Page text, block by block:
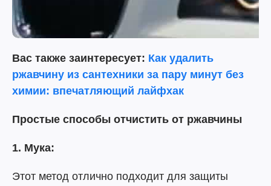
Вас также заинтересует: Как удалить
ржавчину из сантехники за пару минут без
химии: впечатляющий лайфхак
Простые способы отчистить от ржавчины
1. Мука:
Этот метод отлично подходит для защиты